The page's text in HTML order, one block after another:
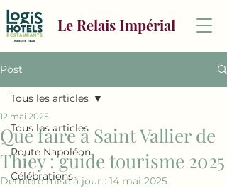
Le Relais Impérial
Post
Tous les articles
Route Napoléon
Célébrations
Tous les articles
Que faire à Saint Vallier de
Thiey : guide tourisme 2025
12 mai 2025
Dernière mise à jour : 14 mai 2025